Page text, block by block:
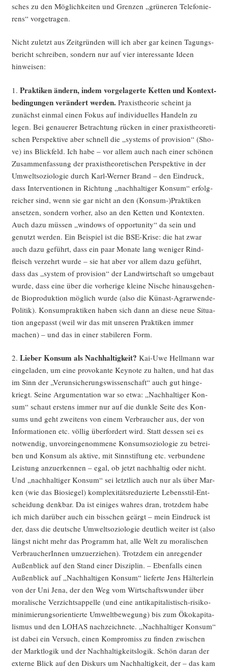
sches zu den Mög­lich­kei­ten und Gren­zen „grü­ne­ren Tele­fo­nie­
rens“ vorgetragen.
Nicht zuletzt aus Zeit­grün­den will ich aber gar kei­nen Tagungs­
be­richt schrei­ben, son­dern nur auf vier inter­es­san­te Ideen
hinweisen:
1. Prak­ti­ken ändern, indem vor­ge­la­ger­te Ket­ten und Kon­text­
be­din­gun­gen ver­än­dert wer­den. Pra­xis­theo­rie scheint ja
zunächst ein­mal einen Fokus auf indi­vi­du­el­les Han­deln zu
legen. Bei genaue­rer Betrach­tung rücken in einer pra­xis­theo­re­ti­
schen Per­spek­ti­ve aber schnell die „sys­tems of pro­vi­si­on“ (Sho­
ve) ins Blick­feld. Ich habe – vor allem auch nach einer schö­nen
Zusam­men­fas­sung der pra­xis­theo­re­ti­schen Per­spek­ti­ve in der
Umwelt­so­zio­lo­gie durch Karl-Wer­ner Brand – den Ein­druck,
dass Inter­ven­tio­nen in Rich­tung „nach­hal­ti­ger Kon­sum“ erfolg­
rei­cher sind, wenn sie gar nicht an den (Konsum-)Praktiken
anset­zen, son­dern vor­her, also an den Ket­ten und Kon­tex­ten.
Auch dazu müs­sen „win­dows of oppor­tu­ni­ty“ da sein und
genutzt wer­den. Ein Bei­spiel ist die BSE-Kri­se: die hat zwar
auch dazu geführt, dass ein paar Mona­te lang weni­ger Rind­
fleisch ver­zehrt wur­de – sie hat aber vor allem dazu geführt,
dass das „sys­tem of pro­vi­si­on“ der Land­wirt­schaft so umge­baut
wur­de, dass eine über die vor­he­ri­ge klei­ne Nische hin­aus­ge­hen­
de Bio­pro­duk­ti­on mög­lich wur­de (also die Kün­ast-Agrar­wen­de-
Poli­tik). Kon­sum­prak­ti­ken haben sich dann an die­se neue Situa­
ti­on ange­passt (weil wir das mit unse­ren Prak­ti­ken immer
machen) – und das in einer sta­bi­le­ren Form.
2. Lie­ber Kon­sum als Nach­hal­tig­keit? Kai-Uwe Hell­mann war
ein­ge­la­den, um eine pro­vo­kan­te Key­note zu hal­ten, und hat das
im Sinn der „Ver­un­si­che­rungs­wis­sen­schaft“ auch gut hin­ge­
kriegt. Sei­ne Argu­men­ta­ti­on war so etwa: „Nach­hal­ti­ger Kon­
sum“ schaut ers­tens immer nur auf die dunk­le Sei­te des Kon­
sums und geht zwei­tens von einem Ver­brau­cher aus, der von
Infor­ma­tio­nen etc. völ­lig über­for­dert wird. Statt des­sen sei es
not­wen­dig, unvor­ein­ge­nom­me­ne Kon­sum­so­zio­lo­gie zu betrei­
ben und Kon­sum als akti­ve, mit Sinn­stif­tung etc. ver­bun­de­ne
Leis­tung anzu­er­ken­nen – egal, ob jetzt nach­hal­tig oder nicht.
Und „nach­hal­ti­ger Kon­sum“ sei letzt­lich auch nur als über Mar­
ken (wie das Bio­sie­gel) kom­ple­xi­täts­re­du­zier­te Lebens­stil-Ent­
schei­dung denk­bar. Da ist eini­ges wah­res dran, trotz­dem habe
ich mich dar­über auch ein biss­chen geärgt – mein Ein­druck ist
der, dass die deut­sche Umwelt­so­zio­lo­gie deut­lich wei­ter ist (also
längst nicht mehr das Pro­gramm hat, alle Welt zu mora­li­schen
Ver­brau­che­rIn­nen umzu­er­zie­hen). Trotz­dem ein anre­gen­der
Außen­blick auf den Stand einer Dis­zi­plin. – Eben­falls einen
Außen­blick auf „Nach­hal­ti­gen Kon­sum“ lie­fer­te Jens Häl­ter­lein
von der Uni Jena, der den Weg vom Wirt­schafts­wun­der über
mora­li­sche Ver­zichts­ap­pel­le (und eine anti­ka­pi­ta­lis­tisch-risi­ko­
mi­ni­mie­rungs­ori­en­tier­te Umwelt­be­we­gung) bis zum Öko­ka­pi­ta­
lis­mus und den LOHAS nach­zeich­ne­te. „Nach­hal­ti­ger Kon­sum“
ist dabei ein Ver­such, einen Kom­pro­miss zu fin­den zwi­schen
der Markt­lo­gik und der Nach­hal­tig­keits­lo­gik. Schön dar­an der
exter­ne Blick auf den Dis­kurs um Nach­hal­tig­keit, der – das kam